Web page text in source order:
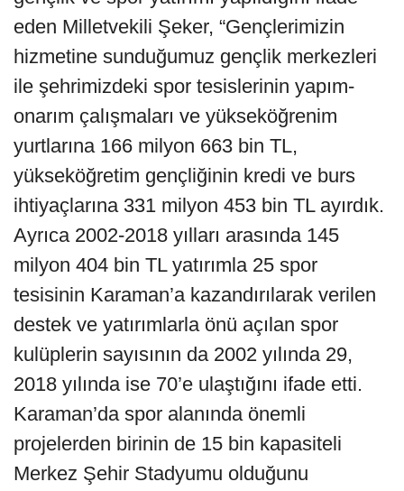
eden Milletvekili Şeker, “Gençlerimizin
hizmetine sunduğumuz gençlik merkezleri
ile şehrimizdeki spor tesislerinin yapım-
onarım çalışmaları ve yükseköğrenim
yurtlarına 166 milyon 663 bin TL,
yükseköğretim gençliğinin kredi ve burs
ihtiyaçlarına 331 milyon 453 bin TL ayırdık.
Ayrıca 2002-2018 yılları arasında 145
milyon 404 bin TL yatırımla 25 spor
tesisinin Karaman’a kazandırılarak verilen
destek ve yatırımlarla önü açılan spor
kulüplerin sayısının da 2002 yılında 29,
2018 yılında ise 70’e ulaştığını ifade etti.
Karaman’da spor alanında önemli
projelerden birinin de 15 bin kapasiteli
Merkez Şehir Stadyumu olduğunu